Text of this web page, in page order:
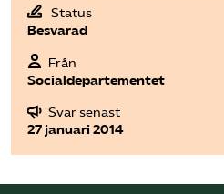
Bli medlem
Logga in på Arbetsgivarguiden
Sök på almega.se
Status
Besvarad
Från
Socialdepartementet
Svar senast
27 januari 2014